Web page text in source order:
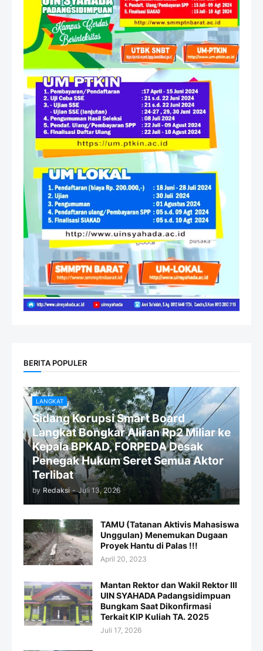
BERITA POPULER
LANGKAT
Sidang Korupsi Smart Board
Langkat Bongkar Aliran Rp2 Miliar ke
Kepala BPKAD, FORPEDA Desak
Penegak Hukum Seret Semua Aktor
Terlibat
by Redaksi - Juli 13, 2026
TAMU (Tatanan Aktivis Mahasiswa
Unggulan) Menemukan Dugaan
Proyek Hantu di Palas !!!
April 20, 2023
Mantan Rektor dan Wakil Rektor III
UIN SYAHADA Padangsidimpuan
Bungkam Saat Dikonfirmasi
Terkait KIP Kuliah TA. 2025
Juli 17, 2026